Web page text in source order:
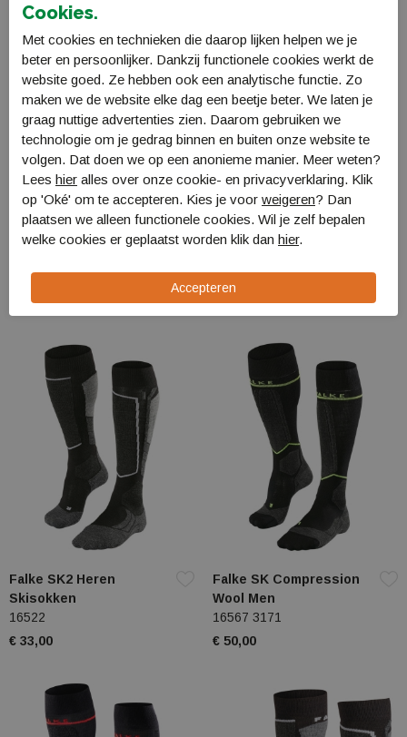
Falke SK2 Skisokken
Dames
Falke SK2 Energizing
Light Dames
16573 3010
€ 36,00
Falke SK2 Heren
Skisokken
16522
€ 33,00
Falke SK Compression
Wool Men
16567 3171
€ 50,00
Cookies.
Met cookies en technieken die daarop lijken helpen we je
beter en persoonlijker. Dankzij functionele cookies werkt de
website goed. Ze hebben ook een analytische functie. Zo
maken we de website elke dag een beetje beter. We laten je
graag nuttige advertenties zien. Daarom gebruiken we
technologie om je gedrag binnen en buiten onze website te
volgen. Dat doen we op een anonieme manier. Meer weten?
Lees hier alles over onze cookie- en privacyverklaring. Klik
op 'Oké' om te accepteren. Kies je voor weigeren? Dan
plaatsen we alleen functionele cookies. Wil je zelf bepalen
welke cookies er geplaatst worden klik dan hier.